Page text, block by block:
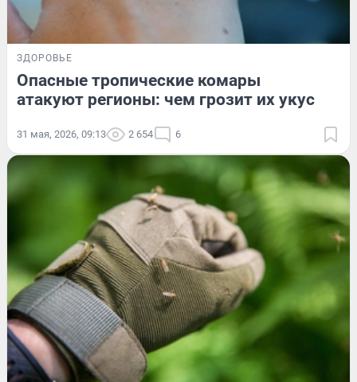
ЗДОРОВЬЕ
Опасные тропические комары
атакуют регионы: чем грозит их укус
31 мая, 2026, 09:13 2 654 6